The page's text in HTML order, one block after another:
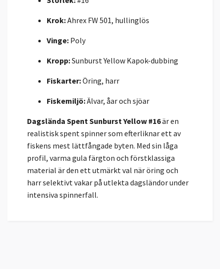
Krok:Ahrex FW 501, hullinglös
Vinge: Poly
Kropp:Sunburst Yellow Kapok-dubbing
Fiskarter:Öring, harr
Fiskemiljö:Älvar, åar och sjöar
Dagslända Spent Sunburst Yellow #16är en
realistisk spent spinner som efterliknar ett av
fiskens mest lättfångade byten. Med sin låga
profil, varma gula färgton och förstklassiga
material är den ett utmärkt val när öring och
harr selektivt vakar på utlekta dagsländor under
intensiva spinnerfall.